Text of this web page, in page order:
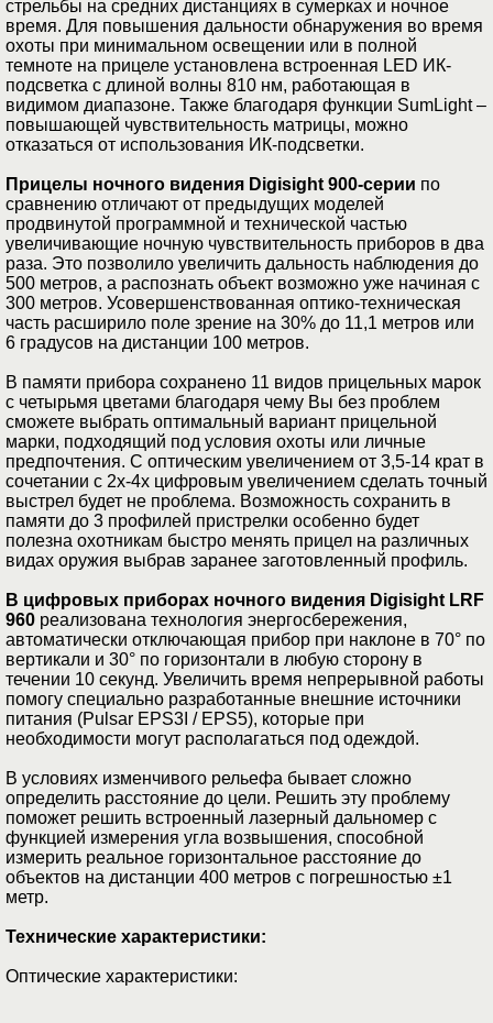
стрельбы на средних дистанциях в сумерках и ночное
время. Для повышения дальности обнаружения во время
охоты при минимальном освещении или в полной
темноте на прицеле установлена встроенная LED ИК-
подсветка с длиной волны 810 нм, работающая в
видимом диапазоне. Также благодаря функции SumLight –
повышающей чувствительность матрицы, можно
отказаться от использования ИК-подсветки.
Прицелы ночного видения Digisight 900-серии по
сравнению отличают от предыдущих моделей
продвинутой программной и технической частью
увеличивающие ночную чувствительность приборов в два
раза. Это позволило увеличить дальность наблюдения до
500 метров, а распознать объект возможно уже начиная с
300 метров. Усовершенствованная оптико-техническая
часть расширило поле зрение на 30% до 11,1 метров или
6 градусов на дистанции 100 метров.
В памяти прибора сохранено 11 видов прицельных марок
с четырьмя цветами благодаря чему Вы без проблем
сможете выбрать оптимальный вариант прицельной
марки, подходящий под условия охоты или личные
предпочтения. С оптическим увеличением от 3,5-14 крат в
сочетании с 2х-4х цифровым увеличением сделать точный
выстрел будет не проблема. Возможность сохранить в
памяти до 3 профилей пристрелки особенно будет
полезна охотникам быстро менять прицел на различных
видах оружия выбрав заранее заготовленный профиль.
В цифровых приборах ночного видения Digisight LRF
960 реализована технология энергосбережения,
автоматически отключающая прибор при наклоне в 70° по
вертикали и 30° по горизонтали в любую сторону в
течении 10 секунд. Увеличить время непрерывной работы
помогу специально разработанные внешние источники
питания (Pulsar EPS3I / EPS5), которые при
необходимости могут располагаться под одеждой.
В условиях изменчивого рельефа бывает сложно
определить расстояние до цели. Решить эту проблему
поможет решить встроенный лазерный дальномер с
функцией измерения угла возвышения, способной
измерить реальное горизонтальное расстояние до
объектов на дистанции 400 метров с погрешностью ±1
метр.
Технические характеристики:
Оптические характеристики: